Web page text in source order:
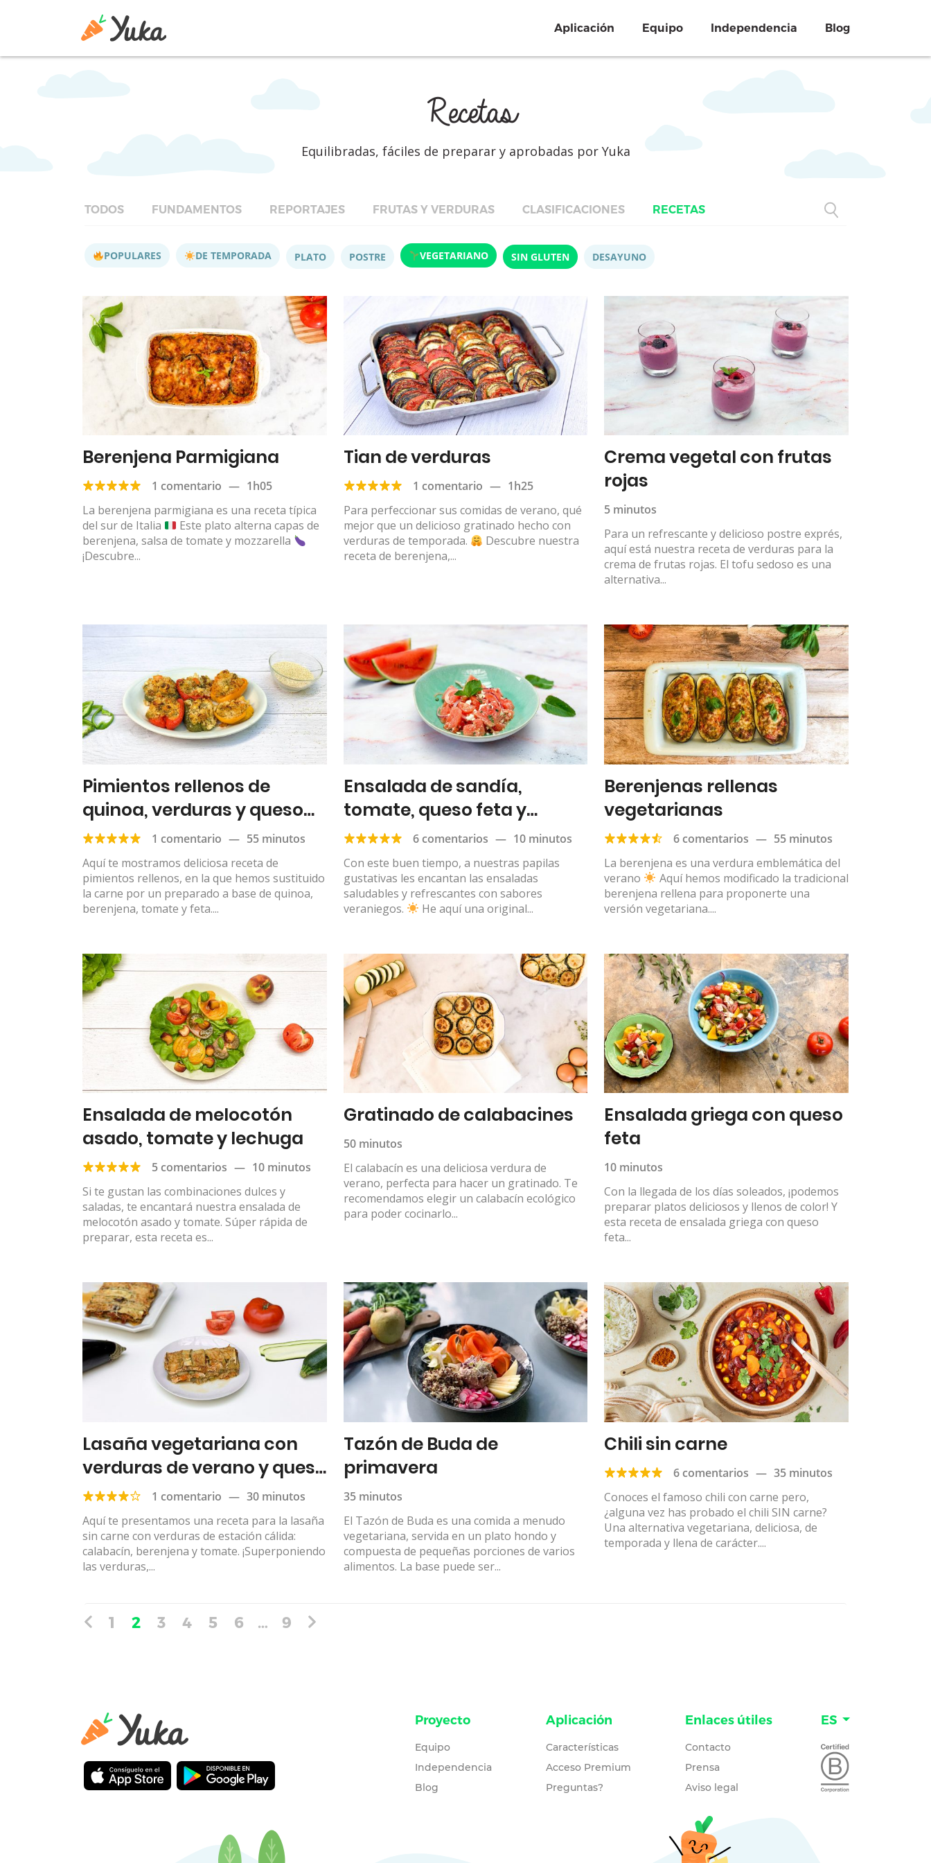
Aplicación Equipo Independencia Blog
Recetas
Equilibradas, fáciles de preparar y aprobadas por Yuka
TODOS FUNDAMENTOS REPORTAJES FRUTAS Y VERDURAS CLASIFICACIONES RECETAS
POPULARES DE TEMPORADA PLATO POSTRE VEGETARIANO SIN GLUTEN DESAYUNO
Berenjena Parmigiana
1 comentario — 1h05
La berenjena parmigiana es una receta típica
del sur de Italia
Este plato alterna capas de
berenjena, salsa de tomate y mozzarella
¡Descubre...
Tian de verduras
1 comentario — 1h25
Para perfeccionar sus comidas de verano, qué
mejor que un delicioso gratinado hecho con
verduras de temporada.
Descubre nuestra
receta de berenjena,...
Crema vegetal con frutas
rojas
5 minutos
Para un refrescante y delicioso postre exprés,
aquí está nuestra receta de verduras para la
crema de frutas rojas. El tofu sedoso es una
alternativa...
Pimientos rellenos de
quinoa, verduras y queso
feta
1 comentario — 55 minutos
Aquí te mostramos deliciosa receta de
pimientos rellenos, en la que hemos sustituido
la carne por un preparado a base de quinoa,
berenjena, tomate y feta....
Ensalada de sandía,
tomate, queso feta y
menta
6 comentarios — 10 minutos
Con este buen tiempo, a nuestras papilas
gustativas les encantan las ensaladas
saludables y refrescantes con sabores
veraniegos.
He aquí una original...
Berenjenas rellenas
vegetarianas
6 comentarios — 55 minutos
La berenjena es una verdura emblemática del
verano
Aquí hemos modificado la tradicional
berenjena rellena para proponerte una
versión vegetariana....
Ensalada de melocotón
asado, tomate y lechuga
5 comentarios — 10 minutos
Si te gustan las combinaciones dulces y
saladas, te encantará nuestra ensalada de
melocotón asado y tomate. Súper rápida de
preparar, esta receta es...
Gratinado de calabacines
50 minutos
El calabacín es una deliciosa verdura de
verano, perfecta para hacer un gratinado. Te
recomendamos elegir un calabacín ecológico
para poder cocinarlo...
Ensalada griega con queso
feta
10 minutos
Con la llegada de los días soleados, ¡podemos
preparar platos deliciosos y llenos de color! Y
esta receta de ensalada griega con queso
feta...
Lasaña vegetariana con
verduras de verano y queso
ricotta
1 comentario — 30 minutos
Aquí te presentamos una receta para la lasaña
sin carne con verduras de estación cálida:
calabacín, berenjena y tomate. ¡Superponiendo
las verduras,...
Tazón de Buda de
primavera
35 minutos
El Tazón de Buda es una comida a menudo
vegetariana, servida en un plato hondo y
compuesta de pequeñas porciones de varios
alimentos. La base puede ser...
Chili sin carne
6 comentarios — 35 minutos
Conoces el famoso chili con carne pero,
¿alguna vez has probado el chili SIN carne?
Una alternativa vegetariana, deliciosa, de
temporada y llena de carácter....
1 2 3 4 5 6 … 9
Proyecto
Equipo
Independencia
Blog
Aplicación
Características
Acceso Premium
Preguntas?
Enlaces útiles
Contacto
Prensa
Aviso legal
ES